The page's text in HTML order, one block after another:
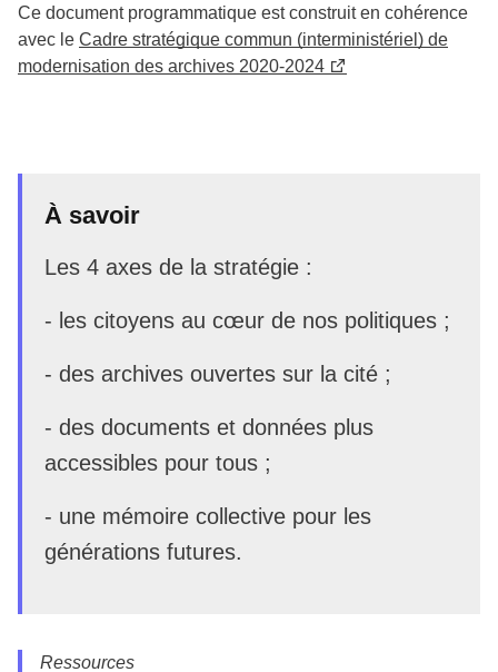
Ce document programmatique est construit en cohérence
avec le Cadre stratégique commun (interministériel) de
modernisation des archives 2020-2024
À savoir
Les 4 axes de la stratégie :
- les citoyens au cœur de nos politiques ;
- des archives ouvertes sur la cité ;
- des documents et données plus
accessibles pour tous ;
- une mémoire collective pour les
générations futures.
Ressources